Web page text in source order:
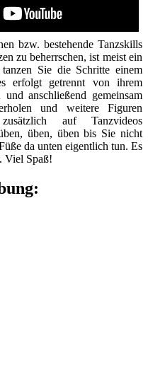
bzw. bestehende Tanzskills
zu beherrschen, ist meist ein
Sie die Schritte einem
erfolgt getrennt von ihrem
anschließend gemeinsam
und weitere Figuren
auf Tanzvideos
üben, üben bis Sie nicht
da unten eigentlich tun. Es
Viel Spaß!